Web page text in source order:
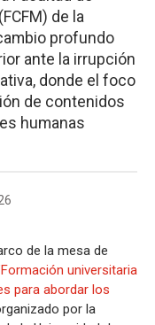
de la
profundo
ante la irrupción
donde el foco
de contenidos
humanas
de la mesa de
universitaria
para abordar los
por la